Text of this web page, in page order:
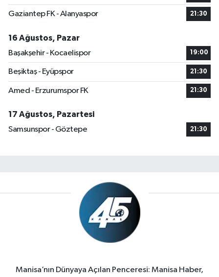
Gaziantep FK - Alanyaspor 21:30
16 Ağustos, Pazar
Başakşehir - Kocaelispor
19:00
Beşiktaş - Eyüpspor 21:30
Amed - Erzurumspor FK 21:30
17 Ağustos, Pazartesi
Samsunspor - Göztepe
21:30
Manisa’nın Dünyaya Açılan Penceresi: Manisa Haber,